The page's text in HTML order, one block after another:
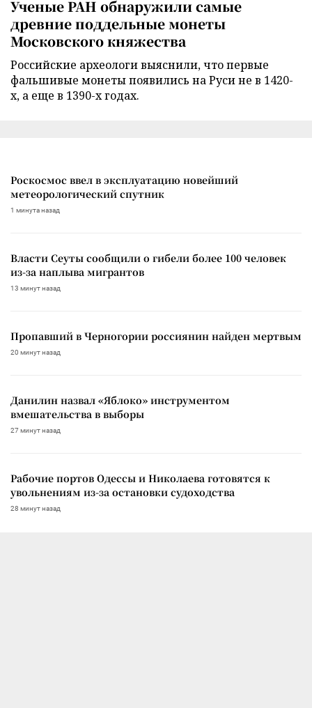
Ученые РАН обнаружили самые
древние поддельные монеты
Московского княжества
Российские археологи выяснили, что первые
фальшивые монеты появились на Руси не в 1420-
х, а еще в 1390-х годах.
Роскосмос ввел в эксплуатацию новейший
метеорологический спутник
1 минута назад
Власти Сеуты сообщили о гибели более 100 человек
из-за наплыва мигрантов
13 минут назад
Пропавший в Черногории россиянин найден мертвым
20 минут назад
Данилин назвал «Яблоко» инструментом
вмешательства в выборы
27 минут назад
Рабочие портов Одессы и Николаева готовятся к
увольнениям из-за остановки судоходства
28 минут назад